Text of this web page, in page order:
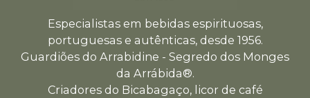
Especialistas em bebidas espirituosas,
portuguesas e autênticas, desde 1956.
Guardiões do Arrabidine - Segredo dos Monges
da Arrábida®.
Criadores do Bicabagaço, licor de café